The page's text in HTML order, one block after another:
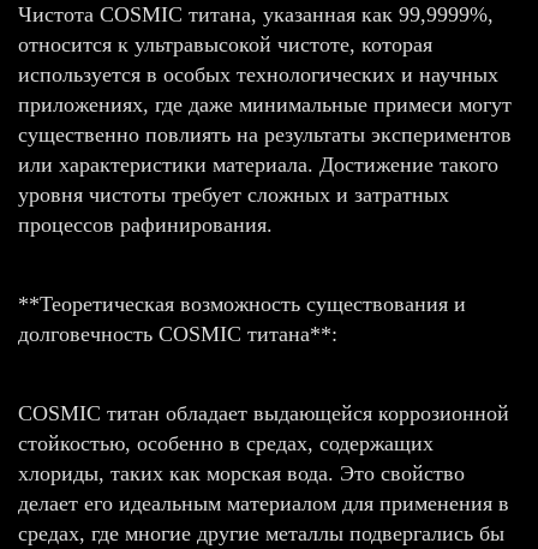
Чистота COSMIC титана, указанная как 99,9999%,
относится к ультравысокой чистоте, которая
используется в особых технологических и научных
приложениях, где даже минимальные примеси могут
существенно повлиять на результаты экспериментов
или характеристики материала. Достижение такого
уровня чистоты требует сложных и затратных
процессов рафинирования.
**Теоретическая возможность существования и
долговечность COSMIC титана**:
COSMIC титан обладает выдающейся коррозионной
стойкостью, особенно в средах, содержащих
хлориды, таких как морская вода. Это свойство
делает его идеальным материалом для применения в
средах, где многие другие металлы подвергались бы